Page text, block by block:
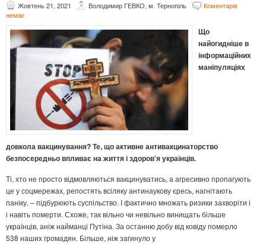
Жовтень 21, 2021 Володимир ГЕВКО, м. Тернопіль
Коментарів
немає
Що
найогидніше в
інформаційних
маніпуляціях
довкола вакцинування? Те, що активне антивакцинаторство
безпосередньо впливає на життя і здоров’я українців.
Ті, хто не просто відмовляються вакцинуватись, а агресивно пропагують
це у соцмережах, репостять всіляку антинаукову єресь, нагнітають
паніку, – підбурюють суспільство. І фактично множать ризики захворіти і
і навіть померти. Схоже, так вільно чи невільно винищать більше
українців, аніж найманці Путіна. За останню добу від ковіду померло
538 наших громадян. Більше, ніж загинуло у